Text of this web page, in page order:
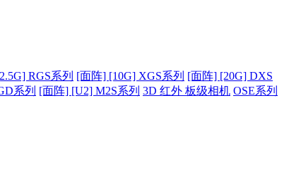
RGS系列 [面阵] [10G] XGS系列 [面阵] [20G] DXS
系列 [面阵] [U2] M2S系列 3D 红外 板级相机 OSE系列